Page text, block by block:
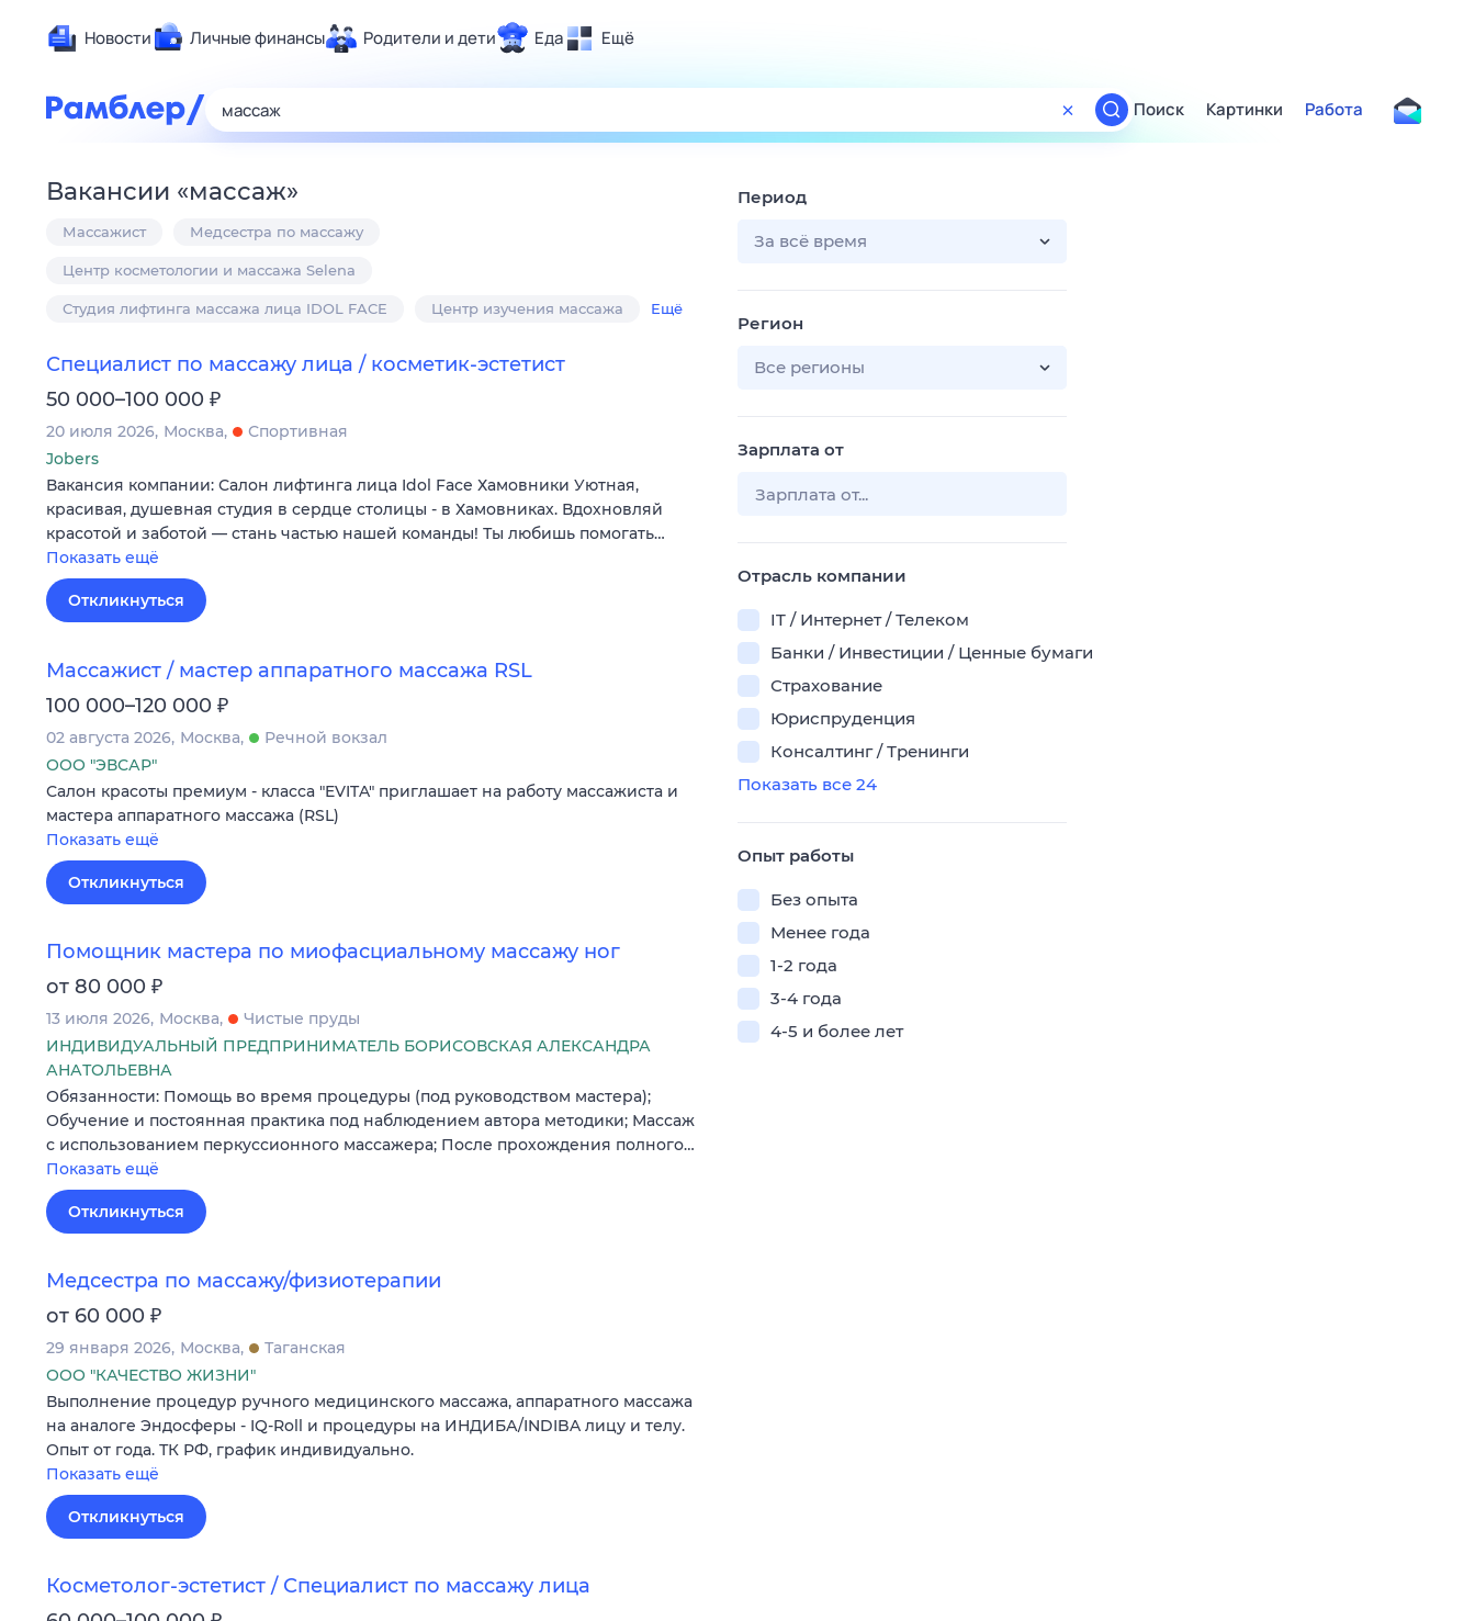
Новости Личные финансы Родители и дети Еда Ещё
Развлечения и отдых
Технологии и тренды
Сберегаем вместе
Поиск
ТВ-программа
Поиск Картинки Работа
Вакансии «массаж»
Массажист Медсестра по массажу
Центр косметологии и массажа Selena
Студия лифтинга массажа лица IDOL FACE Центр изучения массажа Ещё
Специалист по массажу лица / косметик-эстетист
50 000–100 000 ₽
20 июля 2026 Москва
Спортивная
Jobers
Вакансия компании: Салон лифтинга лица Idol Face Хамовники Уютная,
красивая, душевная студия в сердце столицы - в Хамовниках. Вдохновляй
красотой и заботой — стань частью нашей команды! Ты любишь помогать…
Показать ещё
Откликнуться
Массажист / мастер аппаратного массажа RSL
100 000–120 000 ₽
02 августа 2026 Москва
Речной вокзал
ООО "ЭВСАР"
Салон красоты премиум - класса "EVITA" приглашает на работу массажиста и
мастера аппаратного массажа (RSL)
Показать ещё
Откликнуться
Помощник мастера по миофасциальному массажу ног
от 80 000 ₽
13 июля 2026 Москва
Чистые пруды
ИНДИВИДУАЛЬНЫЙ ПРЕДПРИНИМАТЕЛЬ БОРИСОВСКАЯ АЛЕКСАНДРА
АНАТОЛЬЕВНА
Обязанности: Помощь во время процедуры (под руководством мастера);
Обучение и постоянная практика под наблюдением автора методики; Массаж
с использованием перкуссионного массажера; После прохождения полного…
Показать ещё
Откликнуться
Медсестра по массажу/физиотерапии
от 60 000 ₽
29 января 2026 Москва
Таганская
ООО "КАЧЕСТВО ЖИЗНИ"
Выполнение процедур ручного медицинского массажа, аппаратного массажа
на аналоге Эндосферы - IQ-Roll и процедуры на ИНДИБА/INDIBA лицу и телу.
Опыт от года. ТК РФ, график индивидуально.
Показать ещё
Откликнуться
Косметолог-эстетист / Специалист по массажу лица
Период
За всё время
Регион
Все регионы
Зарплата от
Отрасль компании
IT / Интернет / Телеком
Банки / Инвестиции / Ценные бумаги
Страхование
Юриспруденция
Консалтинг / Тренинги
Показать все 24
Опыт работы
Без опыта
Менее года
1-2 года
3-4 года
4-5 и более лет